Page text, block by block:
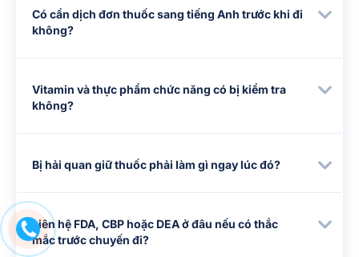
Có cần dịch đơn thuốc sang tiếng Anh trước khi đi
không?
Vitamin và thực phẩm chức năng có bị kiểm tra
không?
Bị hải quan giữ thuốc phải làm gì ngay lúc đó?
Liên hệ FDA, CBP hoặc DEA ở đâu nếu có thắc
mắc trước chuyến đi?